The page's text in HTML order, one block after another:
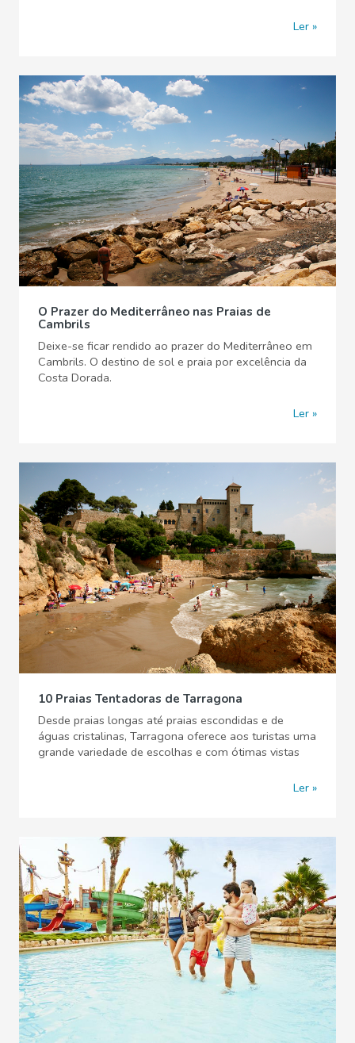
Ler
O Prazer do Mediterrâneo nas Praias de
Cambrils
Deixe-se ficar rendido ao prazer do Mediterrâneo em
Cambrils. O destino de sol e praia por excelência da
Costa Dorada.
Ler
10 Praias Tentadoras de Tarragona
Desde praias longas até praias escondidas e de
águas cristalinas, Tarragona oferece aos turistas uma
grande variedade de escolhas e com ótimas vistas
Ler